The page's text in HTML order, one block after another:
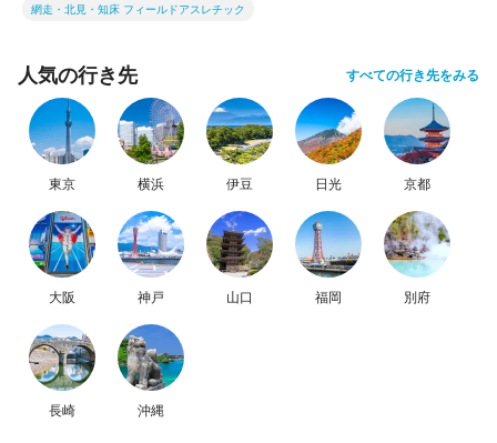
網走・北見・知床 フィールドアスレチック
人気の行き先 すべての行き先をみる
東京 横浜 伊豆 日光 京都
大阪 神戸 山口 福岡 別府
長崎 沖縄